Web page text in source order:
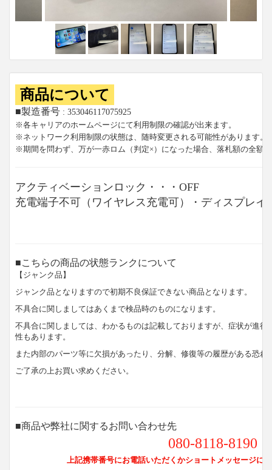
商品について
■製造番号 : 353046117075925
※各キャリアのホームページにて利用制限の確認が出来ます。
※ネットワーク利用制限の状態は、随時変更される可能性があります。
※期間を問わず、万が一赤ロム（判定×）になった場合、落札額の全額
アクティベーションロック・・・OFF
充電端子不可（ワイヤレス充電可）・ディスプレイ
■こちらの商品の状態ランクについて
【ジャンク品】
ジャンク品となりますので初期不良保証できない商品となります。
不具合に関しましてはあくまで検品時のものになります。
不具合に関しましては、わかるものは記載しておりますが、症状が進
性もあります。
また内部のパーツ等に欠損があったり、分解、修復等の履歴がある恐れ
ご了承の上お買い求めください。
■商品や弊社に関するお問い合わせ先
080-8118-8190
上記携帯番号にお電話いただくかショートメッセージに